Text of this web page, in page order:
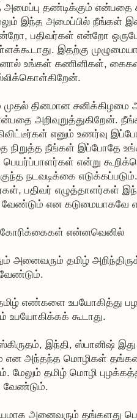
தண்டிக்கும்
இந்த அமைப்பில் நீங்கள்
பதிவர்கள் என்றோ
இதற்கு
உங்கள் கணினிகள்,
முதல் தினமான சனிக்கிழமை
அறிவுறுத்துகிறேன்.
எனும் உணர்வு
நிறுத்த நீங்கள் இப்போதே
என்று
நடவடிக்கை
பதிவர் எழுத்தாளர்கள்
வேண்டும் என கடுமையாகவே
என்னவெனில்
அனைவரும் தமிழ்
எண்களை உபயோகித்து
கூடாது.
இந்தி, ஸ்பானிஷ்
என அந்தந்த மொழிகள்
தமிழ் மொழி
வேண்டும்.
அனைவரும் தங்களது